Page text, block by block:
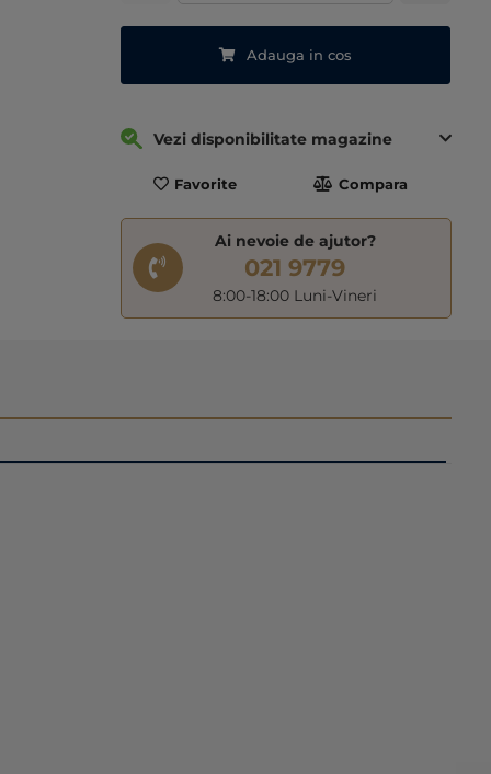
Adauga in cos
Vezi disponibilitate magazine
Favorite Compara
Ai nevoie de ajutor?
021 9779
8:00-18:00 Luni-Vineri